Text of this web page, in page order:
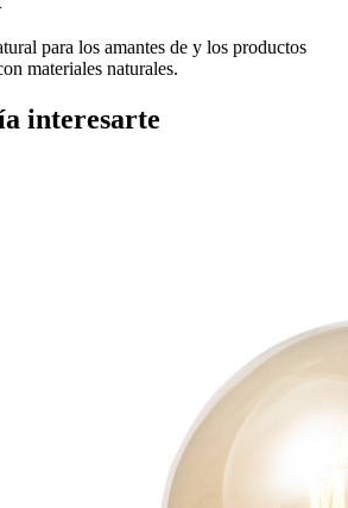
para los amantes de y los productos
materiales naturales.
interesarte